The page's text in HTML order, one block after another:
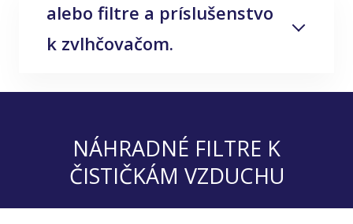
T800
T500
Zero PRO
Zero
Zero S
Zero
Zero +
U450
P300
T1
alebo filtre a príslušenstvo
k zvlhčovačom.
AW 600
NÁHRADNÉ FILTRE K
ČISTIČKÁM VZDUCHU